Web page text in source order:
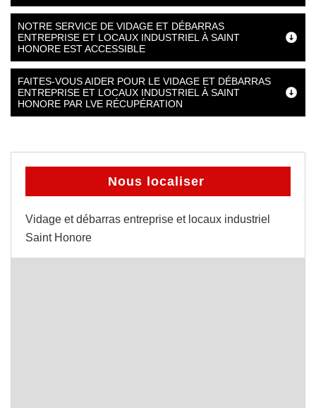
NOTRE SERVICE DE VIDAGE ET DÉBARRAS
ENTREPRISE ET LOCAUX INDUSTRIEL À SAINT
HONORE EST ACCESSIBLE
FAITES-VOUS AIDER POUR LE VIDAGE ET DÉBARRAS
ENTREPRISE ET LOCAUX INDUSTRIEL À SAINT
HONORE PAR LVE RÉCUPÉRATION
Nous localiser
Vidage et débarras entreprise et locaux industriel
Saint Honore